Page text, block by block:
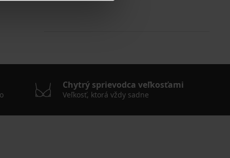
Chytrý sprievodca veľkosťami
Veľkosť, ktorá vždy sadne